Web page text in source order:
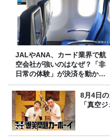
JALやANA、カード業界で航
空会社が強いのはなぜ？「非
日常の体験」が決済を動かす
理由
8月4日
「真空